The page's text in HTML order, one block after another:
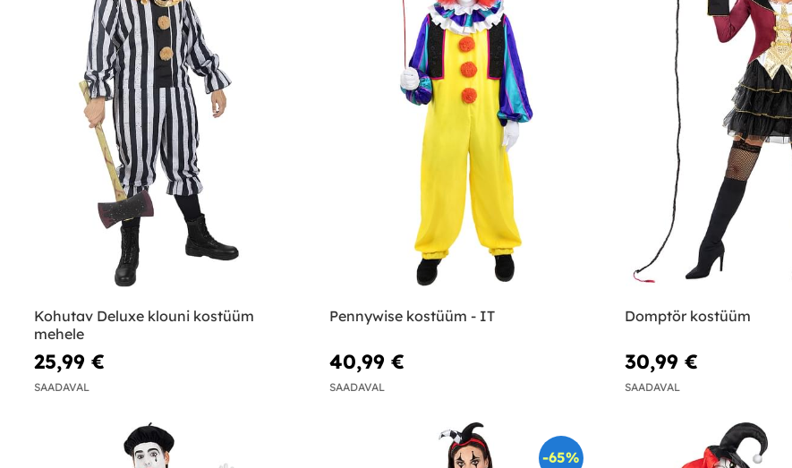
Kohutav Deluxe klouni kostüüm
mehele
25,99 €
SAADAVAL
Pennywise kostüüm - IT
40,99 €
SAADAVAL
Domptör kostüüm
30,99 €
SAADAVAL
-65%